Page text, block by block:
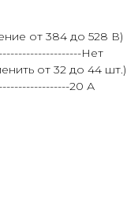
от 384 до 528 В)
Нет
от 32 до 44 шт.)
20 А